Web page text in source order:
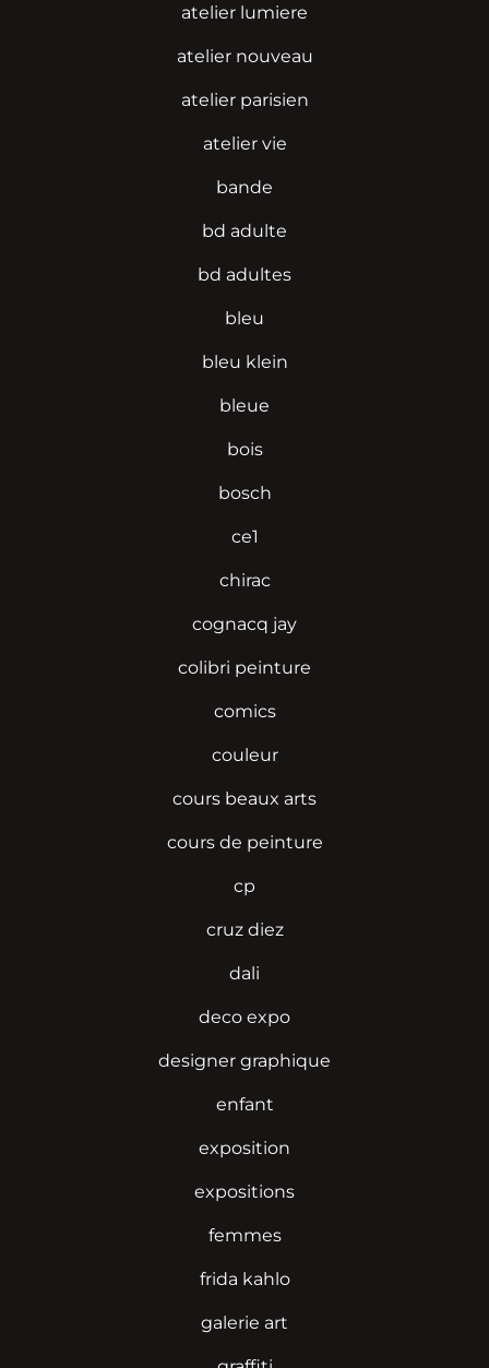
atelier lumiere
atelier nouveau
atelier parisien
atelier vie
bande
bd adulte
bd adultes
bleu
bleu klein
bleue
bois
bosch
ce1
chirac
cognacq jay
colibri peinture
comics
couleur
cours beaux arts
cours de peinture
cp
cruz diez
dali
deco expo
designer graphique
enfant
exposition
expositions
femmes
frida kahlo
galerie art